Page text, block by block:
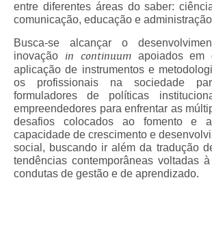
entre diferentes áreas do saber:
comunicação, educação e
Busca-se alcançar o
inovação in continuumapoiados em
aplicação de instrumentos e
os profissionais na sociedade
formuladores de políticas
empreendedores para enfrentar as
desafios colocados ao fomento e
capacidade de crescimento e
social, buscando ir além da tradução
tendências contemporâneas voltadas
condutas de gestão e de aprendizado.